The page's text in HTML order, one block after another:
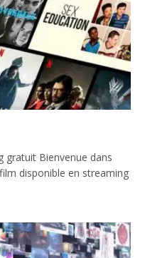
gratuit Bienvenue dans
disponible en streaming